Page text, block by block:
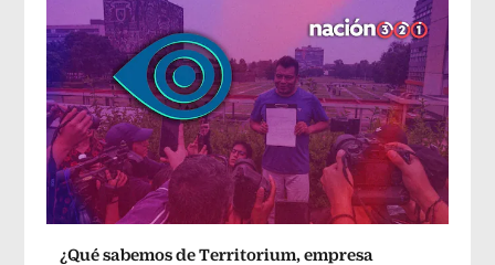
¿Qué sabemos de Territorium, empresa